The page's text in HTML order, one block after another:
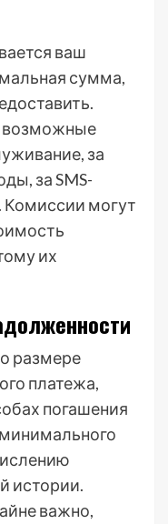
ваш
сумма,
возможные
за
за SMS-
Комиссии могут
их
размере
платежа,
погашения
истории.
важно,